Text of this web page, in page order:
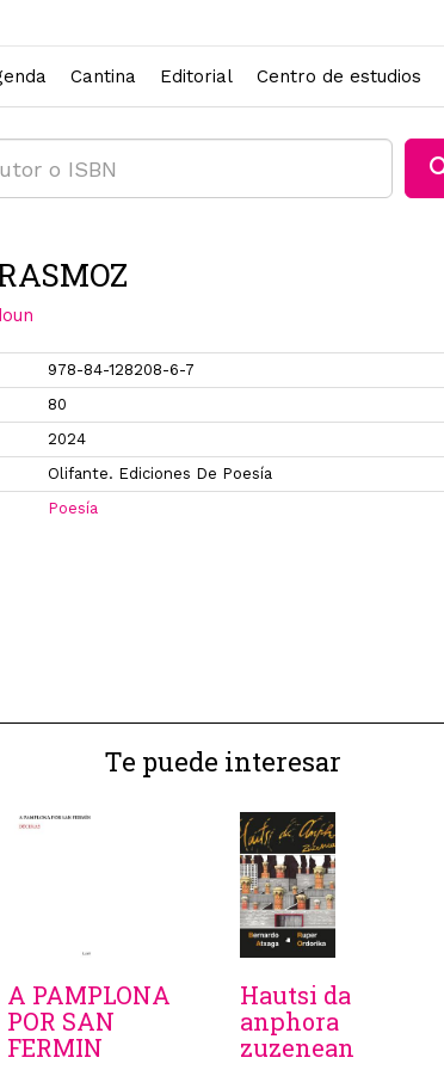
Cantina Editorial Centro de estudios
978-84-128208-6-7
80
2024
Olifante. Ediciones De Poesía
Poesía
Te puede interesar
A PAMPLONA
POR SAN
FERMIN
Hautsi da
anphora
zuzenean